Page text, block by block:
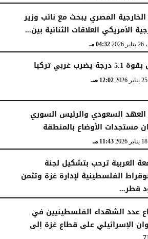
الخارجية المصري يبحث مع نائب وزير
الأمريكي العلاقات الثنائية بين...
04:32 مـ
يضرب غربي تركيا
12:02 صـ
السعودي والرئيس السوري
مستجدات الأوضاع بالمنطقة
11:43 مـ
العربية ترحب بتشكيل لجنة
الفلسطينية لإدارة غزة وتثمن
قطر...
عدد الشهداء الفلسطينيين في
الإسرائيلي على قطاع غزة إلى